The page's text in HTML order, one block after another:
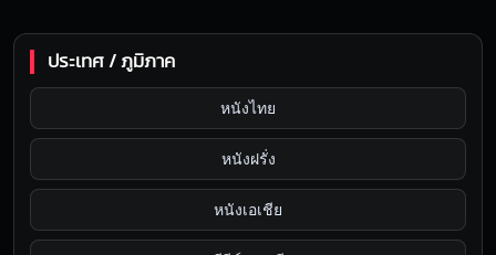
ประเทศ / ภูมิภาค
หนังไทย
หนังฝรั่ง
หนังเอเชีย